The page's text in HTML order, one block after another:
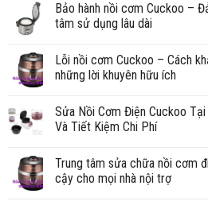
Bảo hành nồi cơm Cuckoo –
tâm sử dụng lâu dài
Lỗi nồi cơm Cuckoo – Cách
những lời khuyên hữu ích
Sửa Nồi Cơm Điện Cuckoo
Và Tiết Kiệm Chi Phí
Trung tâm sửa chữa nồi cơm
cậy cho mọi nhà nội trợ